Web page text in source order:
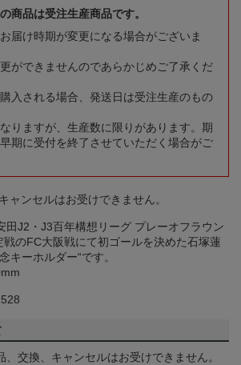
商品は受注生産商品です。
届け時期が変更になる場合がございま
ができませんのであらかじめご了承くだ
入される場合、発送日は受注生産のもの
りますが、生産数に限りがあります。期
期に受付を終了させていただく場合がご
ャンセルはお受けできません。
田J2・J3百年構想リーグ プレーオフラウン
戦のFC大阪戦にて初ゴールを決めた石塚蓮
キーホルダー“です。
、交換、キャンセルはお受けできません。